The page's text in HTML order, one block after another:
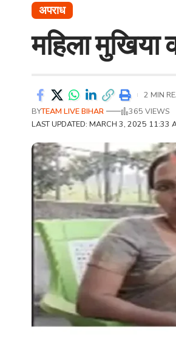
अपराध
महिला मुखिया
LAST UPDATED: MARCH 3, 2025 11:33
BYTEAM LIVE BIHAR 365 VIEWS
2 MIN